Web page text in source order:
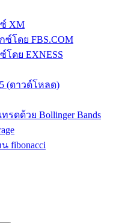
XM
ซ์โดย FBS.COM
โดย EXNESS
(ดาวด์โหลด)
ดด้วย Bollinger Bands
fibonacci